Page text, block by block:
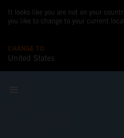
It looks like you are not on your
you like to change to your current
CHANGE TO
United States